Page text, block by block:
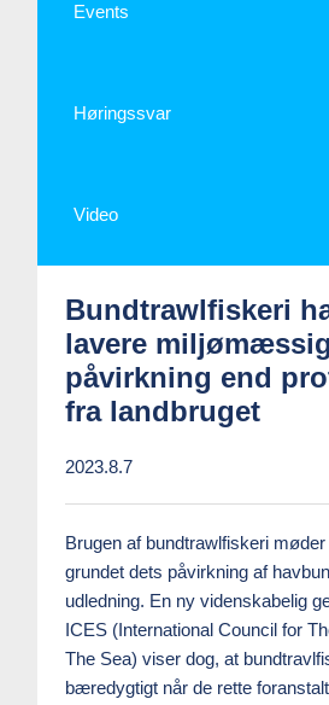
Events
Høringssvar
Video
Bundtrawlfiskeri
lavere miljømæssig
påvirkning end
fra landbruget
2023.8.7
Brugen af bundtrawlfiskeri
grundet dets påvirkning af
udledning. En ny videnskabelig
ICES (International Council for
The Sea) viser dog, at
bæredygtigt når de rette